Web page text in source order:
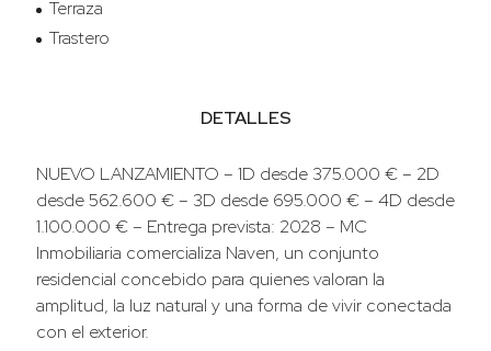
Terraza
Trastero
DETALLES
NUEVO LANZAMIENTO – 1D desde 375.000 € – 2D
desde 562.600 € – 3D desde 695.000 € – 4D desde
1.100.000 € – Entrega prevista: 2028 – MC
Inmobiliaria comercializa Naven, un conjunto
residencial concebido para quienes valoran la
amplitud, la luz natural y una forma de vivir conectada
con el exterior.